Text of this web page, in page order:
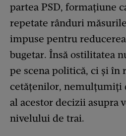
partea PSD, formațiune
repetate rânduri
impuse pentru
bugetar. Însă ostilitatea
pe scena politică, ci și în
cetățenilor, nemulțumiți
al acestor decizii asupra
nivelului de trai.